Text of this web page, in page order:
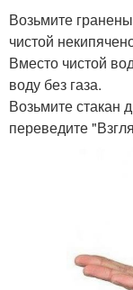
Возьмите
чистой
Вместо чистой
воду без газа.
Возьмите стакан
переведите